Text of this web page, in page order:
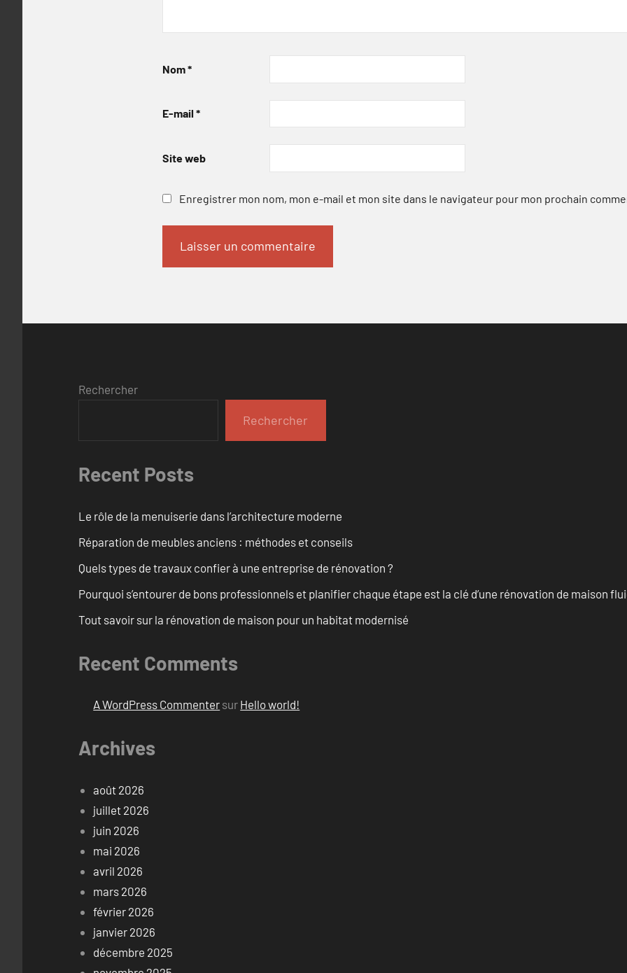
Nom*
E-mail *
Site web
Enregistrer mon nom, mon e-mail et mon site dans le navigateur pour mon prochain
Rechercher
Rechercher
Recent Posts
Le rôle de la menuiserie dans l’architecture moderne
Réparation de meubles anciens : méthodes et conseils
Quels types de travaux confier à une entreprise de rénovation ?
Pourquoi s’entourer de bons professionnels et planifier chaque étape est la clé d’une rénovation de maison
Tout savoir sur la rénovation de maison pour un habitat modernisé
Recent Comments
A WordPress Commenter sur Hello world!
Archives
août 2026
juillet 2026
juin 2026
mai 2026
avril 2026
mars 2026
février 2026
janvier 2026
décembre 2025